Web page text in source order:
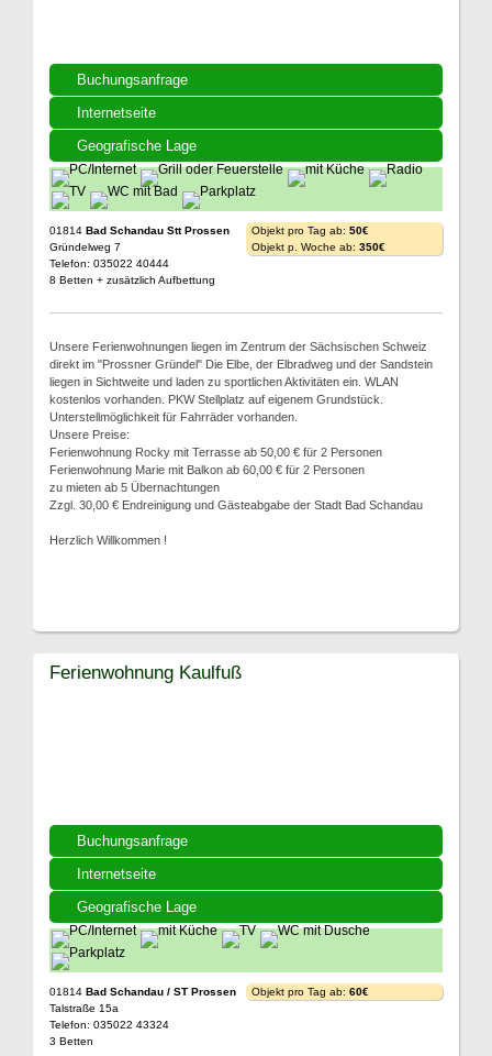
Buchungsanfrage
Internetseite
Geografische Lage
01814 Bad Schandau Stt Prossen
Gründelweg 7
Telefon: 035022 40444
8 Betten + zusätzlich Aufbettung
Objekt pro Tag ab: 50€
Objekt p. Woche ab: 350€
Unsere Ferienwohnungen liegen im Zentrum der Sächsischen Schweiz
direkt im "Prossner Gründel" Die Elbe, der Elbradweg und der Sandstein
liegen in Sichtweite und laden zu sportlichen Aktivitäten ein. WLAN
kostenlos vorhanden. PKW Stellplatz auf eigenem Grundstück.
Unterstellmöglichkeit für Fahrräder vorhanden.
Unsere Preise:
Ferienwohnung Rocky mit Terrasse ab 50,00 € für 2 Personen
Ferienwohnung Marie mit Balkon ab 60,00 € für 2 Personen
zu mieten ab 5 Übernachtungen
Zzgl. 30,00 € Endreinigung und Gästeabgabe der Stadt Bad Schandau
Herzlich Willkommen !
Buchungsanfrage
Internetseite
Geografische Lage
Ferienwohnung Kaulfuß
01814 Bad Schandau / ST Prossen
Talstraße 15a
Telefon: 035022 43324
3 Betten
Objekt pro Tag ab: 60€